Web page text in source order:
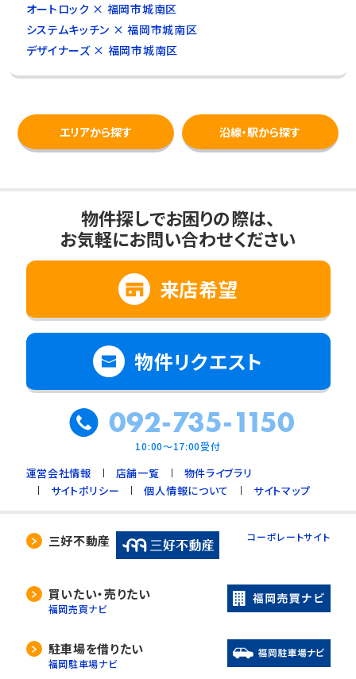
オートロック × 福岡市城南区
システムキッチン × 福岡市城南区
デザイナーズ × 福岡市城南区
エリアから探す 沿線・駅から探す
物件探しでお困りの際は、
お気軽にお問い合わせください
来店希望
物件リクエスト
092-735-1150
10:00～17:00受付
運営会社情報 店舗一覧
物件ライブラリ
サイトポリシー
個人情報について サイトマップ
三好不動産 コーポレートサイト
買いたい・売りたい
福岡売買ナビ
駐車場を借りたい
福岡駐車場ナビ